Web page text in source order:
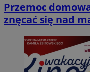
Przemoc
znęcać się nad